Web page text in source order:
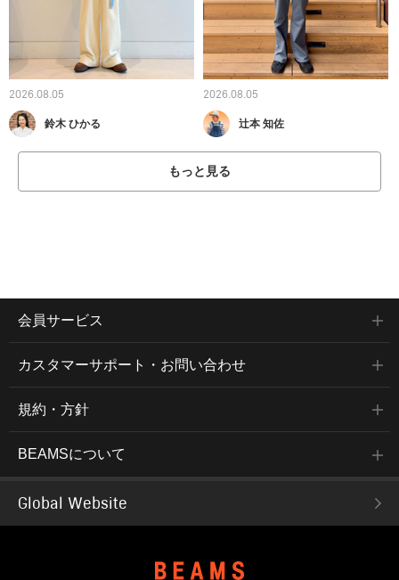
2026.08.05
鈴木 ひかる
2026.08.05
辻本 知佐
もっと見る
会員サービス
カスタマーサポート・お問い合わせ
規約・方針
BEAMSについて
Global Website